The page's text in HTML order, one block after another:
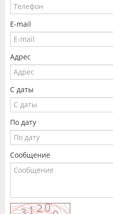
E-mail
Адрес
С даты
По дату
Сообщение